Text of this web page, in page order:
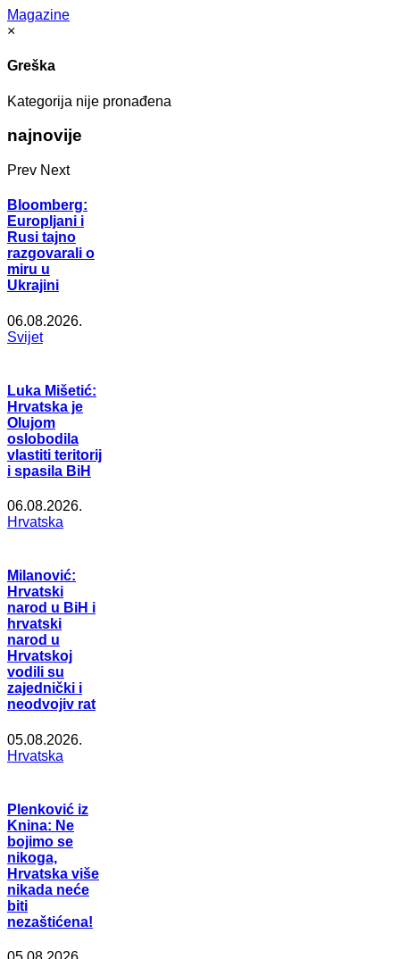
Magazine
×
Greška
Kategorija nije pronađena
najnovije
Prev Next
Bloomberg:
Europljani i
Rusi tajno
razgovarali o
miru u
Ukrajini
06.08.2026.
Svijet
Luka Mišetić:
Hrvatska je
Olujom
oslobodila
vlastiti teritorij
i spasila BiH
06.08.2026.
Hrvatska
Milanović:
Hrvatski
narod u BiH i
hrvatski
narod u
Hrvatskoj
vodili su
zajednički i
neodvojiv rat
05.08.2026.
Hrvatska
Plenković iz
Knina: Ne
bojimo se
nikoga,
Hrvatska više
nikada neće
biti
nezaštićena!